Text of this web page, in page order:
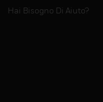
Hai Bisogno Di Aiuto?